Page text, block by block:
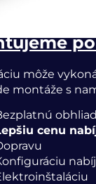
môže
montáže s
cenu